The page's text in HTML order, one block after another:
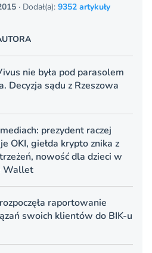
· Dodał(a): 9352 artykuły
nie była pod parasolem
Decyzja sądu z Rzeszowa
prezydent raczej
OKI, giełda krypto znika z
nowość dla dzieci w
Wallet
raportowanie
swoich klientów do BIK-u